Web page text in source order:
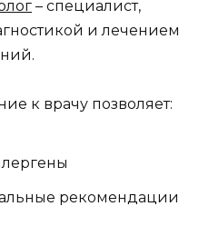
– специалист,
и лечением
к врачу позволяет:
рекомендации